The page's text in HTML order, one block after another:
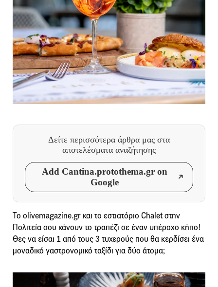
Δείτε περισσότερα άρθρα μας στα
αποτελέσματα αναζήτησης
Add Cantina.protothema.gr on
Google
Το olivemagazine.gr και το εστιατόριο Chalet στην
Πολιτεία σου κάνουν το τραπέζι σε έναν υπέροχο κήπο!
Θες να είσαι 1 από τους 3 τυχερούς που θα κερδίσει ένα
μοναδικό γαστρονομικό ταξίδι για δύο άτομα;